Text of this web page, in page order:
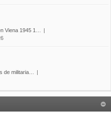
Viena 1945 1…
de militaria…